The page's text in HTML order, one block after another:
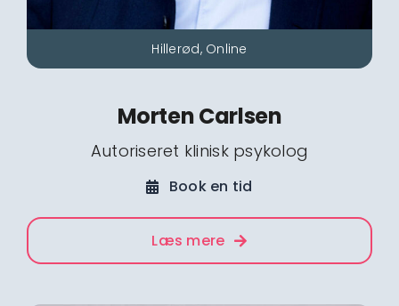
Hillerød, Online
Morten Carlsen
Autoriseret klinisk psykolog
Book en tid
Læs mere